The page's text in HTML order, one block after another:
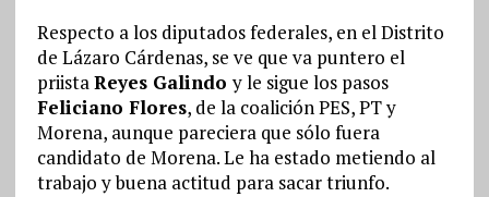
Respecto a los diputados federales, en el Distrito
de Lázaro Cárdenas, se ve que va puntero el
priistaReyes Galindoy le sigue los pasos
Feliciano Flores, de la coalición PES, PT y
Morena, aunque pareciera que sólo fuera
candidato de Morena. Le ha estado metiendo al
trabajo y buena actitud para sacar triunfo.